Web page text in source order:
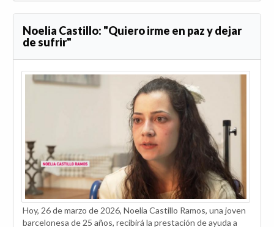
Noelia Castillo: "Quiero irme en paz y dejar
de sufrir"
Hoy, 26 de marzo de 2026, Noelia Castillo Ramos, una joven
barcelonesa de 25 años, recibirá la prestación de ayuda a